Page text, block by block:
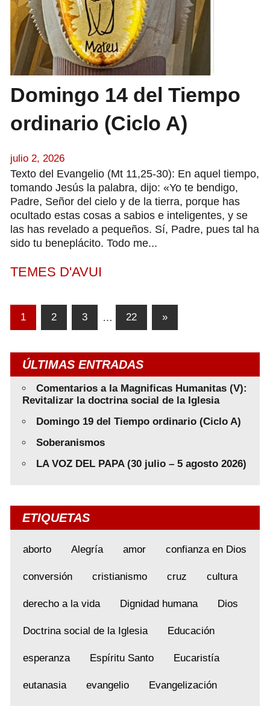
Domingo 14 del Tiempo
ordinario (Ciclo A)
julio 2, 2026
Texto del Evangelio (Mt 11,25-30): En aquel tiempo,
tomando Jesús la palabra, dijo: «Yo te bendigo,
Padre, Señor del cielo y de la tierra, porque has
ocultado estas cosas a sabios e inteligentes, y se
las has revelado a pequeños. Sí, Padre, pues tal ha
sido tu beneplácito. Todo me...
TEMES D'AVUI
Paginación
entradas
1 2 3 … 22
Entradas
»
ÚLTIMAS ENTRADAS
Comentarios a la Magnificas Humanitas (V):
Revitalizar la doctrina social de la Iglesia
Domingo 19 del Tiempo ordinario (Ciclo A)
Soberanismos
LA VOZ DEL PAPA (30 julio – 5 agosto 2026)
ETIQUETAS
aborto Alegría amor confianza en Dios
conversión cristianismo cruz cultura
derecho a la vida Dignidad humana Dios
Doctrina social de la Iglesia Educación
esperanza Espíritu Santo Eucaristía
eutanasia evangelio Evangelización